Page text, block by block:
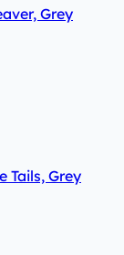
Grey
Grey